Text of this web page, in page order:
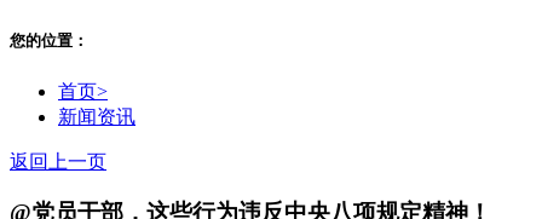
您的位置：
首页>
新闻资讯
返回上一页
@党员干部，这些行为违反中央八项规定精神！